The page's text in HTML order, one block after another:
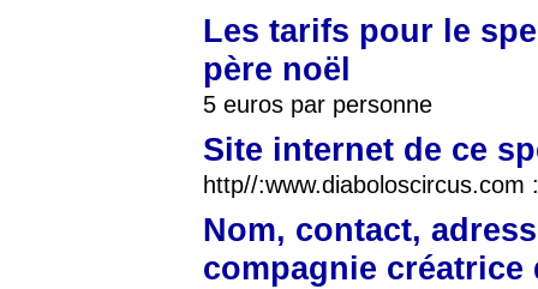
Les tarifs pour le
père noël
5 euros par personne
Site internet de ce
http//:www.diaboloscircus.com
Nom, contact,
compagnie créatrice